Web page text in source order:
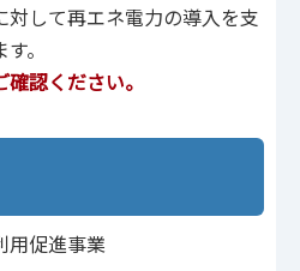
対して再エネ電力の導入を支
。
認ください。
用促進事業